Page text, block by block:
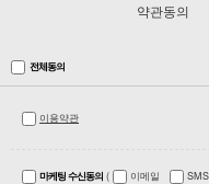
약관동의
전체동의
이용약관
마케팅 수신동의 ( 이메일 SMS